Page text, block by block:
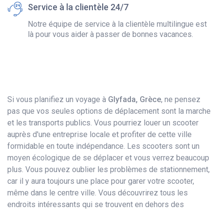
Service à la clientèle 24/7
Notre équipe de service à la clientèle multilingue est
là pour vous aider à passer de bonnes vacances.
Si vous planifiez un voyage à Glyfada, Grèce, ne pensez
pas que vos seules options de déplacement sont la marche
et les transports publics. Vous pourriez louer un scooter
auprès d'une entreprise locale et profiter de cette ville
formidable en toute indépendance. Les scooters sont un
moyen écologique de se déplacer et vous verrez beaucoup
plus. Vous pouvez oublier les problèmes de stationnement,
car il y aura toujours une place pour garer votre scooter,
même dans le centre ville. Vous découvrirez tous les
endroits intéressants qui se trouvent en dehors des